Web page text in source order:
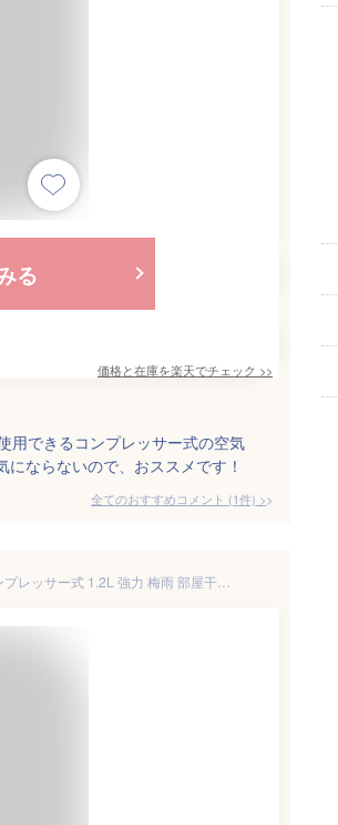
る
価格と在庫を楽天でチェック >>
用できるコンプレッサー式の空気
ならないので、おススメです！
全てのおすすめコメント (1件) >